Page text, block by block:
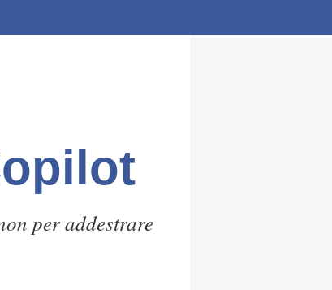
per addestrare